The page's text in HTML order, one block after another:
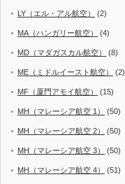
LY（エル・アル航空） (2)
MA（ハンガリー航空） (4)
MD（マダガスカル航空） (8)
ME（ミドルイースト航空） (2)
MF（厦門アモイ航空） (15)
MH（マレーシア航空 1） (50)
MH（マレーシア航空 2） (50)
MH（マレーシア航空 3） (50)
MH（マレーシア航空 4） (51)